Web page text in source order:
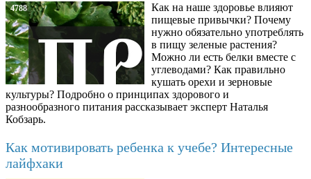
4788
Как на наше здоровье влияют
пищевые привычки? Почему
нужно обязательно употреблять
в пищу зеленые растения?
Можно ли есть белки вместе с
углеводами? Как правильно
кушать орехи и зерновые
культуры? Подробно о принципах здорового и
разнообразного питания рассказывает эксперт Наталья
Кобзарь.
Как мотивировать ребенка к учебе? Интересные
лайфхаки